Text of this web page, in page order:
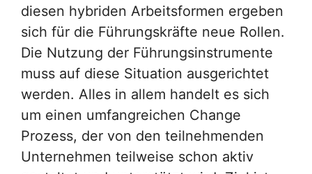
diesen hybriden Arbeitsformen ergeben
sich für die Führungskräfte neue Rollen.
Die Nutzung der Führungsinstrumente
muss auf diese Situation ausgerichtet
werden. Alles in allem handelt es sich
um einen umfangreichen Change
Prozess, der von den teilnehmenden
Unternehmen teilweise schon aktiv